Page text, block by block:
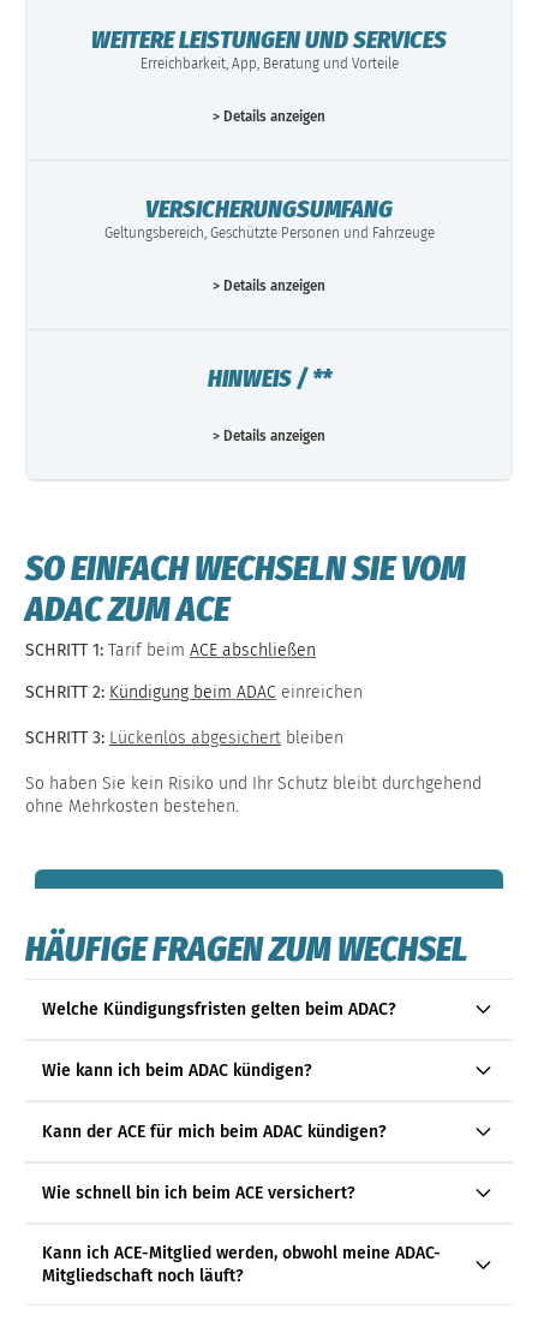
WEITERE LEISTUNGEN UND SERVICES
Erreichbarkeit, App, Beratung und Vorteile
> Details anzeigen
VERSICHERUNGSUMFANG
Geltungsbereich, Geschützte Personen und Fahrzeuge
> Details anzeigen
HINWEIS / **
> Details anzeigen
SO EINFACH WECHSELN SIE VOM
ADAC ZUM ACE
SCHRITT 1: Tarif beim ACE abschließen
SCHRITT 2: Kündigung beim ADAC einreichen
SCHRITT 3: Lückenlos abgesichert bleiben
So haben Sie kein Risiko und Ihr Schutz bleibt durchgehend
ohne Mehrkosten bestehen.
HÄUFIGE FRAGEN ZUM WECHSEL
Welche Kündigungsfristen gelten beim ADAC?
Wie kann ich beim ADAC kündigen?
Kann der ACE für mich beim ADAC kündigen?
Wie schnell bin ich beim ACE versichert?
Kann ich ACE-Mitglied werden, obwohl meine ADAC-
Mitgliedschaft noch läuft?